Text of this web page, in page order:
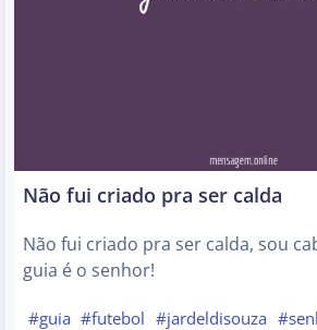
Não fui criado pra ser calda
Não fui criado pra ser calda, sou
guia é o senhor!
#guia #futebol #jardeldisouza